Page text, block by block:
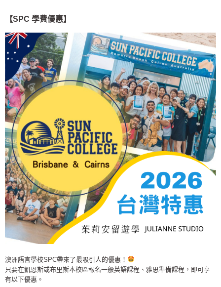
【SPC 學費優惠】
澳洲語言學校SPC帶來了最吸引人的優惠！
只要在凱恩斯或布里斯本校區報名一般英語課程、雅思準備課程，即可享
有以下優惠。